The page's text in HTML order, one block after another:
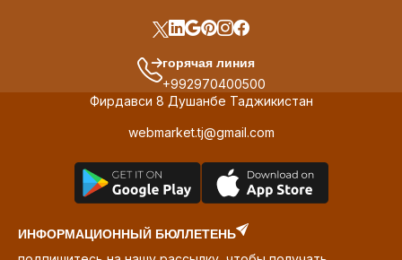
горячая линия
+992970400500
Фирдавси 8 Душанбе Таджикистан
webmarket.tj@gmail.com
ИНФОРМАЦИОННЫЙ БЮЛЛЕТЕНЬ